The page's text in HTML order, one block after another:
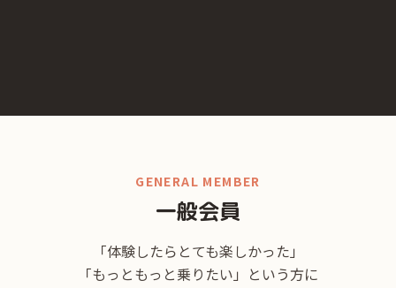
GENERAL MEMBER
一般会員
「体験したらとても楽しかった」
「もっともっと乗りたい」という方に